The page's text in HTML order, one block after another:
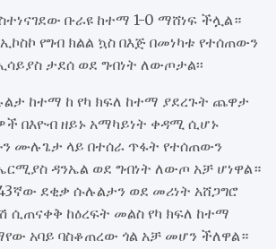
ቡራዩ ከተማ 1-0 ማሸነፍ ችሏል።
የግብ ክልል ኳስ በእጅ በመነካቱ የተሰጠውን
ታደሰ ወደ ግብነት ለውጦታል፡፡
ከተማ ከ የካ ክፍለ ከተማ ያደረጉት ጨዋታ
በእዮብ ዘይኑ አማካይነት ቀዳሚ ሲሆኑ
ሙሉጌታ ላይ በተሰራ ጥፋት የተሰጠውን
ዳንኤል ወደ ግብነት ለውጦ አቻ ሆነዋል።
ደቂቃ ሱሉልታን ወደ መሪነት አሸጋግሮ
ከዕረፍት መልስ የካ ክፍለ ከተማ
አባይ ባስቆጠረው ጎል አቻ መሆን ችለዋል።